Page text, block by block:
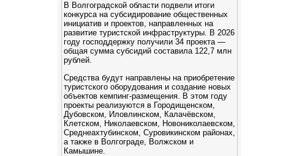
В Волгоградской области подвели итоги
конкурса на субсидирование общественных
инициатив и проектов, направленных на
развитие туристской инфраструктуры. В 2026
году господдержку получили 34 проекта —
общая сумма субсидий составила 122,7 млн
рублей.
Средства будут направлены на приобретение
туристского оборудования и создание новых
объектов кемпинг‑размещения. В этом году
проекты реализуются в Городищенском,
Дубовском, Иловлинском, Калачёвском,
Клетском, Николаевском, Новониколаевском,
Среднеахтубинском, Суровикинском районах,
а также в Волгограде, Волжском и
Камышине.